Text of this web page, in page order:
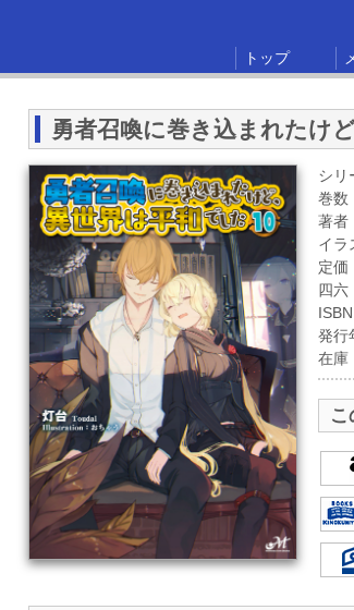
トップ
勇者召喚に巻き込まれたけ
シリ
巻数
著者
イラ
定価
四
発行
在庫
こ